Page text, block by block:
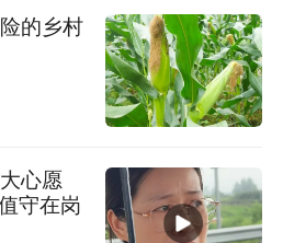
互动问答，将化学、物理
的乡村
心愿
守在岗